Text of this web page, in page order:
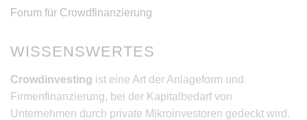
Forum für Crowdfinanzierung
WISSENSWERTES
Crowdinvesting ist eine Art der Anlageform und
Firmenfinanzierung, bei der Kapitalbedarf von
Unternehmen durch private Mikroinvestoren gedeckt wird.